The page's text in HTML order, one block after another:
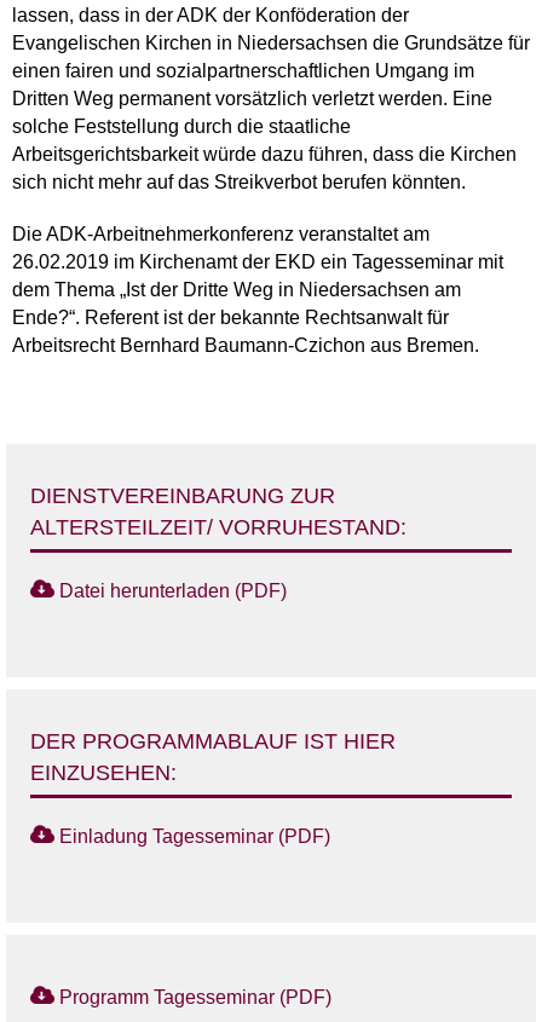
lassen, dass in der ADK der Konföderation der
Evangelischen Kirchen in Niedersachsen die Grundsätze für
einen fairen und sozialpartnerschaftlichen Umgang im
Dritten Weg permanent vorsätzlich verletzt werden. Eine
solche Feststellung durch die staatliche
Arbeitsgerichtsbarkeit würde dazu führen, dass die Kirchen
sich nicht mehr auf das Streikverbot berufen könnten.
Die ADK-Arbeitnehmerkonferenz veranstaltet am
26.02.2019 im Kirchenamt der EKD ein Tagesseminar mit
dem Thema „Ist der Dritte Weg in Niedersachsen am
Ende?“. Referent ist der bekannte Rechtsanwalt für
Arbeitsrecht Bernhard Baumann-Czichon aus Bremen.
DIENSTVEREINBARUNG ZUR
ALTERSTEILZEIT/ VORRUHESTAND:
Datei herunterladen (PDF)
DER PROGRAMMABLAUF IST HIER
EINZUSEHEN:
Einladung Tagesseminar (PDF)
Programm Tagesseminar (PDF)